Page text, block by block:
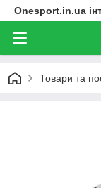
Onesport.in.ua
Товари та